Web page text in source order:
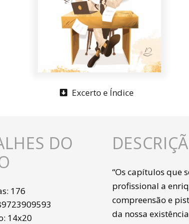
Excerto e Índice
DO
176
14x20
“Os capítulos que
profissional a
compreensão e
da nossa